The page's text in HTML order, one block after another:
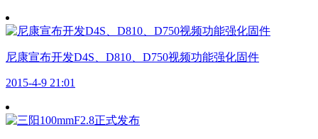
尼康宣布开发D4S、D810、D750视频功能强化固件
2015-4-9 21:01